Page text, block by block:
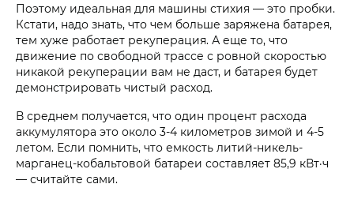
Поэтому идеальная для машины стихия — это пробки.
Кстати, надо знать, что чем больше заряжена батарея,
тем хуже работает рекуперация. А еще то, что
движение по свободной трассе с ровной скоростью
никакой рекуперации вам не даст, и батарея будет
демонстрировать чистый расход.
В среднем получается, что один процент расхода
аккумулятора это около 3-4 километров зимой и 4-5
летом. Если помнить, что емкость литий-никель-
марганец-кобальтовой батареи составляет 85,9 кВт·ч
— считайте сами.